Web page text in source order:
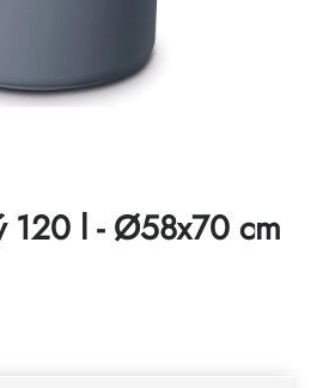
120 l - Ø58x70 cm